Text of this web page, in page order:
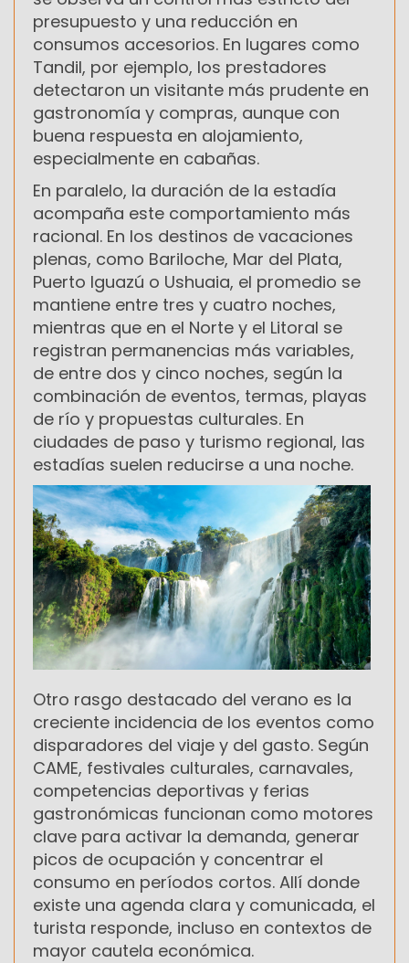
presupuesto y una reducción en
consumos accesorios. En lugares como
Tandil, por ejemplo, los prestadores
detectaron un visitante más prudente en
gastronomía y compras, aunque con
buena respuesta en alojamiento,
especialmente en cabañas.
En paralelo, la duración de la estadía
acompaña este comportamiento más
racional. En los destinos de vacaciones
plenas, como Bariloche, Mar del Plata,
Puerto Iguazú o Ushuaia, el promedio se
mantiene entre tres y cuatro noches,
mientras que en el Norte y el Litoral se
registran permanencias más variables,
de entre dos y cinco noches, según la
combinación de eventos, termas, playas
de río y propuestas culturales. En
ciudades de paso y turismo regional, las
estadías suelen reducirse a una noche.
Otro rasgo destacado del verano es la
creciente incidencia de los eventos como
disparadores del viaje y del gasto. Según
CAME, festivales culturales, carnavales,
competencias deportivas y ferias
gastronómicas funcionan como motores
clave para activar la demanda, generar
picos de ocupación y concentrar el
consumo en períodos cortos. Allí donde
existe una agenda clara y comunicada, el
turista responde, incluso en contextos de
mayor cautela económica.